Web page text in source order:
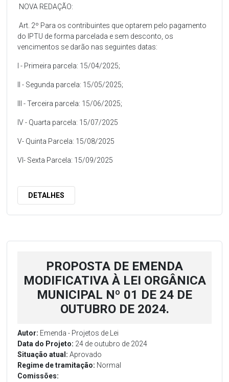
NOVA REDAÇÃO:
Art. 2º Para os contribuintes que optarem pelo pagamento
do IPTU de forma parcelada e sem desconto, os
vencimentos se darão nas seguintes datas:
I - Primeira parcela: 15/04/2025;
II - Segunda parcela: 15/05/2025;
III - Terceira parcela: 15/06/2025;
IV - Quarta parcela: 15/07/2025
V- Quinta Parcela: 15/08/2025
VI- Sexta Parcela: 15/09/2025
DETALHES
PROPOSTA DE EMENDA
MODIFICATIVA À LEI ORGÂNICA
MUNICIPAL Nº 01 DE 24 DE
OUTUBRO DE 2024.
Autor: Emenda - Projetos de Lei
Data do Projeto: 24 de outubro de 2024
Situação atual: Aprovado
Regime de tramitação: Normal
Comissões: